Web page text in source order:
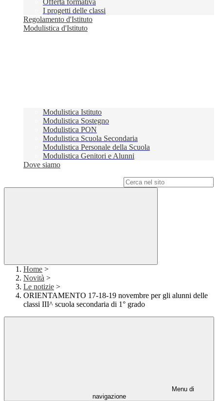
Offerta formativa
I progetti delle classi
Regolamento d'Istituto
Modulistica d'Istituto
Modulistica Istituto
Modulistica Sostegno
Modulistica PON
Modulistica Scuola Secondaria
Modulistica Personale della Scuola
Modulistica Genitori e Alunni
Dove siamo
Home >
Novità >
Le notizie >
ORIENTAMENTO 17-18-19 novembre per gli alunni delle
classi III^ scuola secondaria di 1° grado
Menu di
navigazione